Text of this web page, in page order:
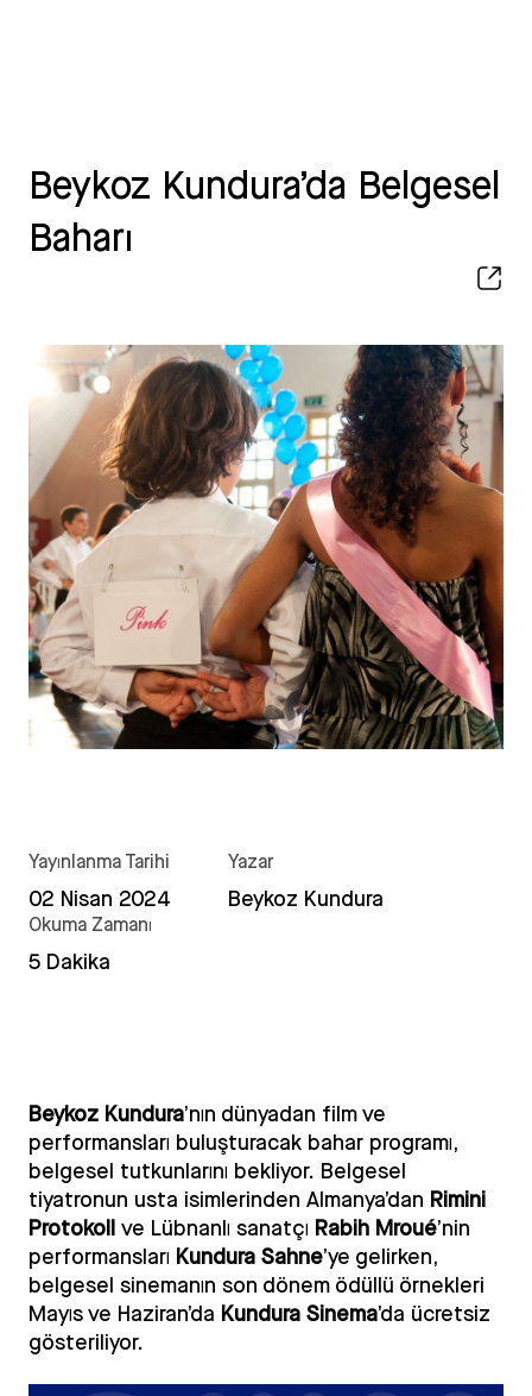
Beykoz Kundura’da Belgesel
Baharı
Yayınlanma Tarihi
02 Nisan 2024
Yazar
Beykoz Kundura
Okuma Zamanı
5 Dakika
Beykoz Kundura’nın dünyadan film ve
performansları buluşturacak bahar programı,
belgesel tutkunlarını bekliyor. Belgesel
tiyatronun usta isimlerinden Almanya’dan Rimini
Protokoll ve Lübnanlı sanatçı Rabih Mroué’nin
performansları Kundura Sahne’ye gelirken,
belgesel sinemanın son dönem ödüllü örnekleri
Mayıs ve Haziran’da Kundura Sinema’da ücretsiz
gösteriliyor.